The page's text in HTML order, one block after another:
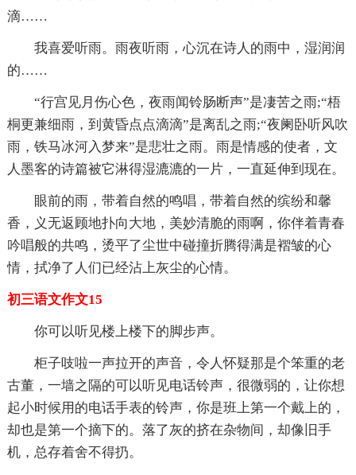
滴……
我喜爱听雨。雨夜听雨，心沉在诗人的雨中，湿润润
的……
“行宫见月伤心色，夜雨闻铃肠断声”是凄苦之雨;“梧
桐更兼细雨，到黄昏点点滴滴”是离乱之雨;“夜阑卧听风吹
雨，铁马冰河入梦来”是悲壮之雨。雨是情感的使者，文
人墨客的诗篇被它淋得湿漉漉的一片，一直延伸到现在。
眼前的雨，带着自然的鸣唱，带着自然的缤纷和馨
香，义无返顾地扑向大地，美妙清脆的雨啊，你伴着青春
吟唱般的共鸣，烫平了尘世中碰撞折腾得满是褶皱的心
情，拭净了人们已经沾上灰尘的心情。
初三语文作文15
你可以听见楼上楼下的脚步声。
柜子吱啦一声拉开的声音，令人怀疑那是个笨重的老
古董，一墙之隔的可以听见电话铃声，很微弱的，让你想
起小时候用的电话手表的铃声，你是班上第一个戴上的，
却也是第一个摘下的。落了灰的挤在杂物间，却像旧手
机，总存着舍不得扔。